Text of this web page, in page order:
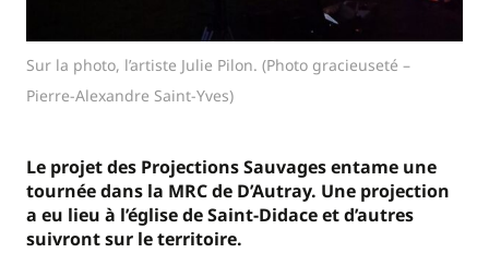
Sur la photo, l’artiste Julie Pilon. (Photo gracieuseté –
Pierre-Alexandre Saint-Yves)
Le projet des Projections Sauvages entame une
tournée dans la MRC de D’Autray. Une projection
a eu lieu à l’église de Saint-Didace et d’autres
suivront sur le territoire.